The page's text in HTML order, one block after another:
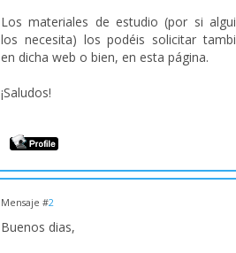
Los materiales de estudio (por si
los necesita) los podéis solicitar
en dicha web o bien, en esta página.
¡Saludos!
Mensaje #2
Buenos dias,